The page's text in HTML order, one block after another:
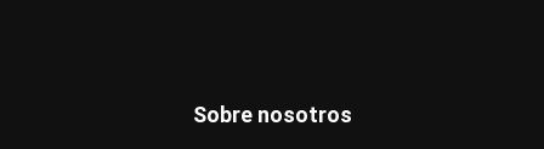
Sobre nosotros